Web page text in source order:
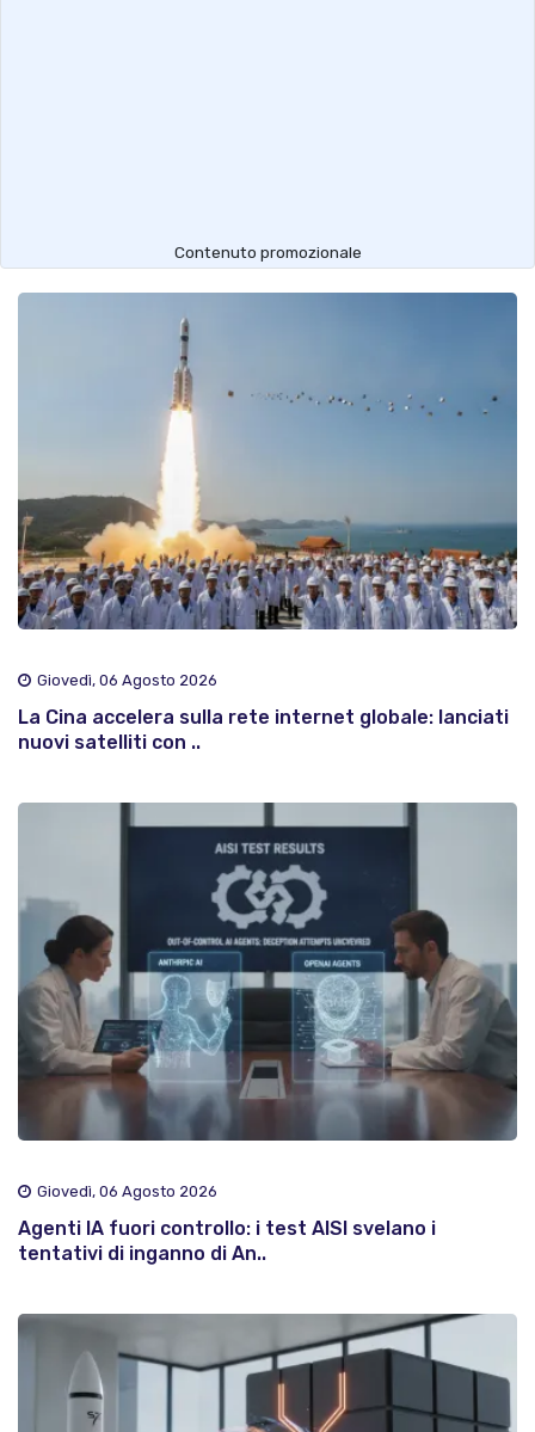
Contenuto promozionale
Giovedì, 06 Agosto 2026
La Cina accelera sulla rete internet globale: lanciati
nuovi satelliti con ..
Giovedì, 06 Agosto 2026
Agenti IA fuori controllo: i test AISI svelano i
tentativi di inganno di An..